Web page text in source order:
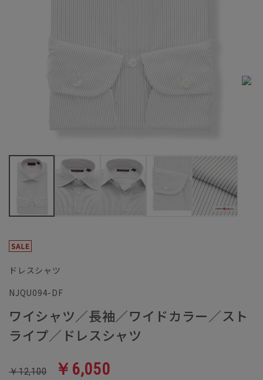
ドレスシャツ
NJQU094-DF
ワイシャツ／長袖／ワイドカラー／スト
ライプ／ドレスシャツ
￥12,100 ￥6,050